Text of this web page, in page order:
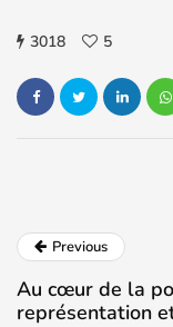
3018 5
Previous
Au cœur de la
représentation